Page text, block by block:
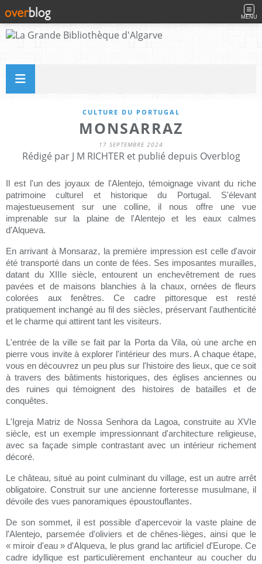
MENU
CULTURE DU PORTUGAL
MONSARRAZ
17 SEPTEMBRE 2024
Rédigé par J M RICHTER et publié depuis Overblog
Il est l'un des joyaux de l'Alentejo, témoignage vivant du riche
patrimoine culturel et historique du Portugal. S'élevant
majestueusement sur une colline, il nous offre une vue
imprenable sur la plaine de l'Alentejo et les eaux calmes
d'Alqueva.
En arrivant à Monsaraz, la première impression est celle d'avoir
été transporté dans un conte de fées. Ses imposantes murailles,
datant du XIIIe siècle, entourent un enchevêtrement de rues
pavées et de maisons blanchies à la chaux, ornées de fleurs
colorées aux fenêtres. Ce cadre pittoresque est resté
pratiquement inchangé au fil des siècles, préservant l'authenticité
et le charme qui attirent tant les visiteurs.
L'entrée de la ville se fait par la Porta da Vila, où une arche en
pierre vous invite à explorer l'intérieur des murs. A chaque étape,
vous en découvrez un peu plus sur l'histoire des lieux, que ce soit
à travers des bâtiments historiques, des églises anciennes ou
des ruines qui témoignent des histoires de batailles et de
conquêtes.
L'Igreja Matriz de Nossa Senhora da Lagoa, construite au XVIe
siècle, est un exemple impressionnant d'architecture religieuse,
avec sa façade simple contrastant avec un intérieur richement
décoré.
Le château, situé au point culminant du village, est un autre arrêt
obligatoire. Construit sur une ancienne forteresse musulmane, il
dévoile des vues panoramiques époustouflantes.
De son sommet, il est possible d'apercevoir la vaste plaine de
l'Alentejo, parsemée d'oliviers et de chênes-lièges, ainsi que le
« miroir d'eau » d'Alqueva, le plus grand lac artificiel d'Europe. Ce
cadre idyllique est particulièrement enchanteur au coucher du